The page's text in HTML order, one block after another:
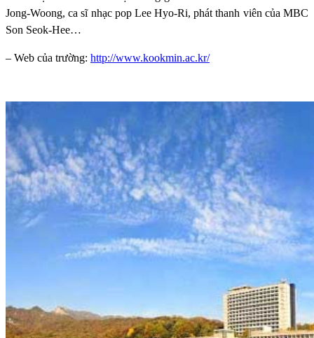
Jong-Woong, ca sĩ nhạc pop Lee Hyo-Ri, phát thanh viên của MBC
Son Seok-Hee…
– Web của trường: http://www.kookmin.ac.kr/